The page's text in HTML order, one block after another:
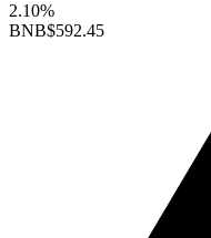
2.10%
BNB$592.45